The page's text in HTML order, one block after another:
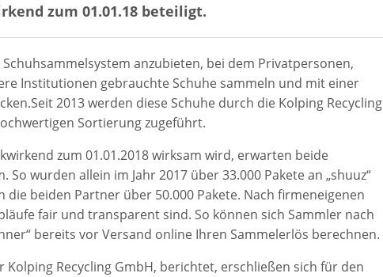
zum 01.01.18 beteiligt.
anzubieten, bei dem Privatpersonen,
Institutionen gebrauchte Schuhe sammeln und mit einer
2013 werden diese Schuhe durch die Kolping Recycling
Sortierung zugeführt.
zum 01.01.2018 wirksam wird, erwarten beide
wurden allein im Jahr 2017 über 33.000 Pakete an „shuuz“
die beiden Partner über 50.000 Pakete. Nach firmeneigenen
fair und transparent sind. So können sich Sammler nach
bereits vor Versand online Ihren Sammelerlös berechnen.
Recycling GmbH, berichtet, erschließen sich für den